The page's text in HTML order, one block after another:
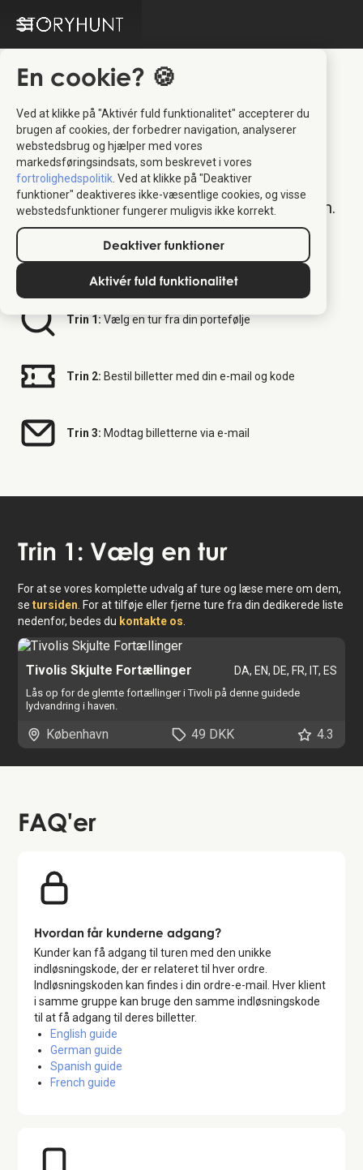
En cookie? 🍪
Ved at klikke på "Aktivér fuld funktionalitet" accepterer du
brugen af cookies, der forbedrer navigation, analyserer
webstedsbrug og hjælper med vores
markedsføringsindsats, som beskrevet i vores
fortrolighedspolitik . Ved at klikke på "Deaktiver
funktioner" deaktiveres ikke-væsentlige cookies, og visse
webstedsfunktioner fungerer muligvis ikke korrekt.
Deaktiver funktioner
Aktivér fuld funktionalitet
Tivoli Distributor
Platform
Velkommen til din dedikerede billetplatform.
Følg nedenstående trin for at bestille
StoryHunt-billetter til dine kunder.
Trin 1: Vælg en tur fra din portefølje
Trin 2: Bestil billetter med din e-mail og kode
Trin 3: Modtag billetterne via e-mail
Trin 1: Vælg en tur
For at se vores komplette udvalg af ture og læse mere om dem,
setursiden . For at tilføje eller fjerne ture fra din dedikerede liste
nedenfor, bedes du kontakte os
Tivolis Skjulte Fortællinger DA, EN, DE, FR, IT, ES
Lås op for de glemte fortællinger i Tivoli på denne guidede
lydvandring i haven.
København 49 DKK 4.3
FAQ'er
Hvordan får kunderne adgang?
Kunder kan få adgang til turen med den unikke
indløsningskode, der er relateret til hver ordre.
Indløsningskoden kan findes i din ordre-e-mail. Hver klient
i samme gruppe kan bruge den samme indløsningskode
til at få adgang til deres billetter.
English guide
German guide
Spanish guide
French guide